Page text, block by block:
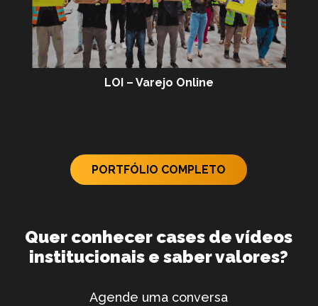
LOI – Varejo Online
PORTFÓLIO COMPLETO
Quer conhecer cases de vídeos
institucionais e saber valores?
Agende uma conversa